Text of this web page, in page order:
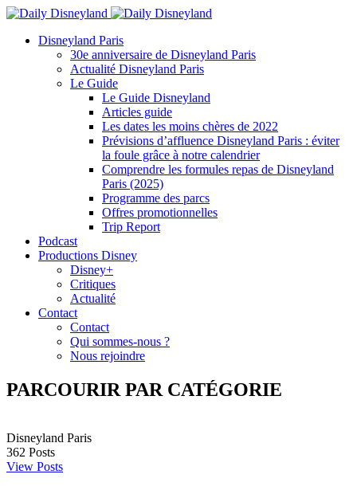
Disneyland Paris
30e anniversaire de Disneyland Paris
Actualité Disneyland Paris
Le Guide
Le Guide Disneyland
Articles guide
Les dates les moins chères de 2022
Prévisions d’affluence Disneyland Paris : éviter
la foule grâce à notre calendrier
Comprendre les formules repas de Disneyland
Paris (2025)
Programme des parcs
Offres promotionnelles
Trip Report
Podcast
Productions Disney
Disney+
Critiques
Actualité
Contact
Contact
Qui sommes-nous ?
Nous rejoindre
PARCOURIR PAR CATÉGORIE
Disneyland Paris
362 Posts
View Posts